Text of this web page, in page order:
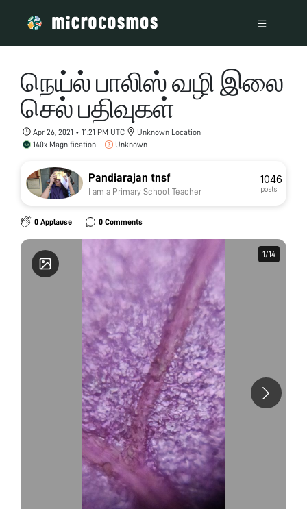
நெய்ல் பாலிஸ் வழி இலை
செல் பதிவுகள்
Apr 26, 2021 • 11:21 PM UTC
Unknown Location
140x Magnification
Unknown
Pandiarajan tnsf
I am a Primary School Teacher
1046
posts
0 Applause 0 Comments
1/14
1/14